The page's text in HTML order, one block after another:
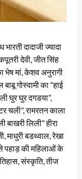
दादाजी ज्यादा
देवी, जीत सिंह
भेष मां, केशव अनुरागी
बाबू गोस्वामी का “हाई
घुर घुर दगडया”,
चली”, रामरतन काला
बाखरी लिली” हीरा
माधुरी बडथ्वाल, रेखा
पहाड़ की महिलाओं के
संस्कृति, तीज